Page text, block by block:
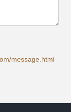
message.html